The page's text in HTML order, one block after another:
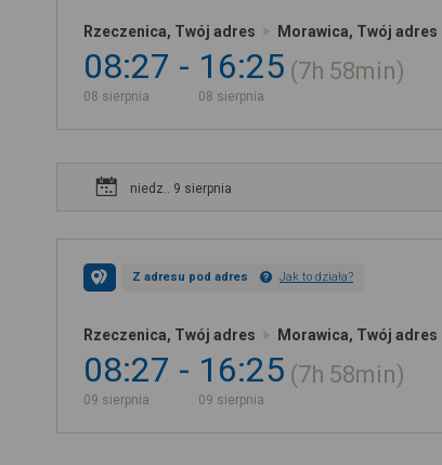
Rzeczenica, Twój adres Morawica, Twój adres
08:27
08 sierpnia
16:25
08 sierpnia
7h 58min
niedz.. 9 sierpnia
Z adresu pod adres Jak to działa?
Rzeczenica, Twój adres Morawica, Twój adres
08:27
09 sierpnia
16:25
09 sierpnia
7h 58min